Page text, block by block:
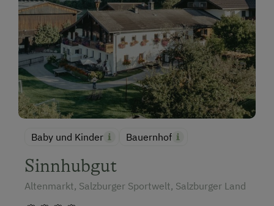
Baby und Kinder Bauernhof
Sinnhubgut
Altenmarkt, Salzburger Sportwelt, Salzburger Land